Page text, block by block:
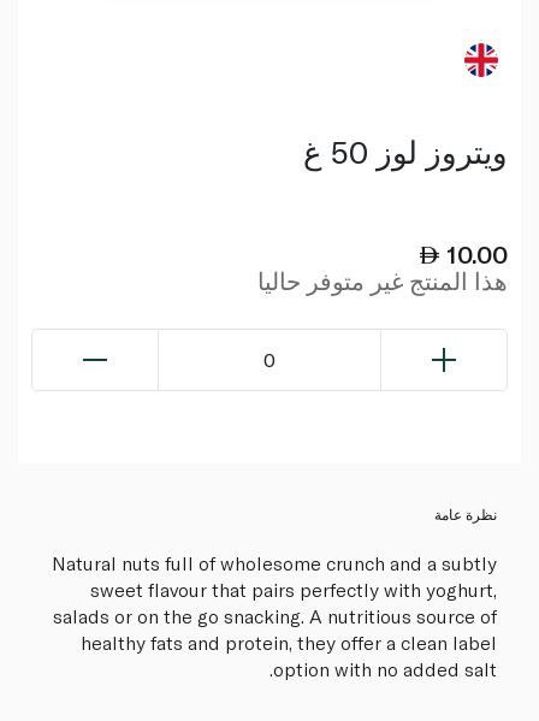
ويتروز لوز 50 غ
10.00
هذا المنتج غير متوفر حاليا
0
نظرة عامة
Natural nuts full of wholesome crunch and a subtly
sweet flavour that pairs perfectly with yoghurt,
salads or on the go snacking. A nutritious source of
healthy fats and protein, they offer a clean label
option with no added salt.